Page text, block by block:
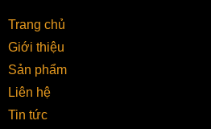
Trang chủ
Giới thiệu
Sản phẩm
Liên hệ
Tin tức